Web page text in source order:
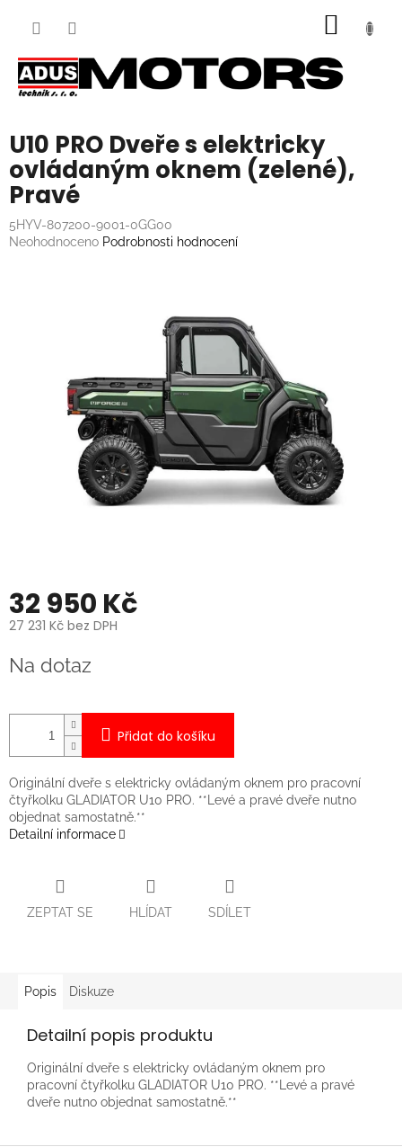
U10 PRO Dveře s elektricky
ovládaným oknem (zelené),
Pravé
5HYV-807200-9001-0GG00
Průměrné
Neohodnoceno Podrobnosti hodnocení
32 950 Kč
27 231 Kč bez DPH
cena:
Na dotaz
Přidat do košíku
Originální dveře s elektricky ovládaným oknem pro pracovní
čtyřkolku GLADIATOR U10 PRO. **Levé a pravé dveře nutno
objednat samostatně.**
Detailní informace
ZEPTAT SE HLÍDAT SDÍLET
Popis Diskuze
Detailní popis produktu
Originální dveře s elektricky ovládaným oknem pro
pracovní čtyřkolku GLADIATOR U10 PRO. **Levé a pravé
dveře nutno objednat samostatně.**